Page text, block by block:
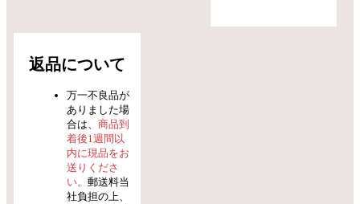
返品について
万一不良品が
ありました場
合は、 商品到
着後1週間以
内に現品をお
送りくださ
い。 郵送料当
社負担の上、